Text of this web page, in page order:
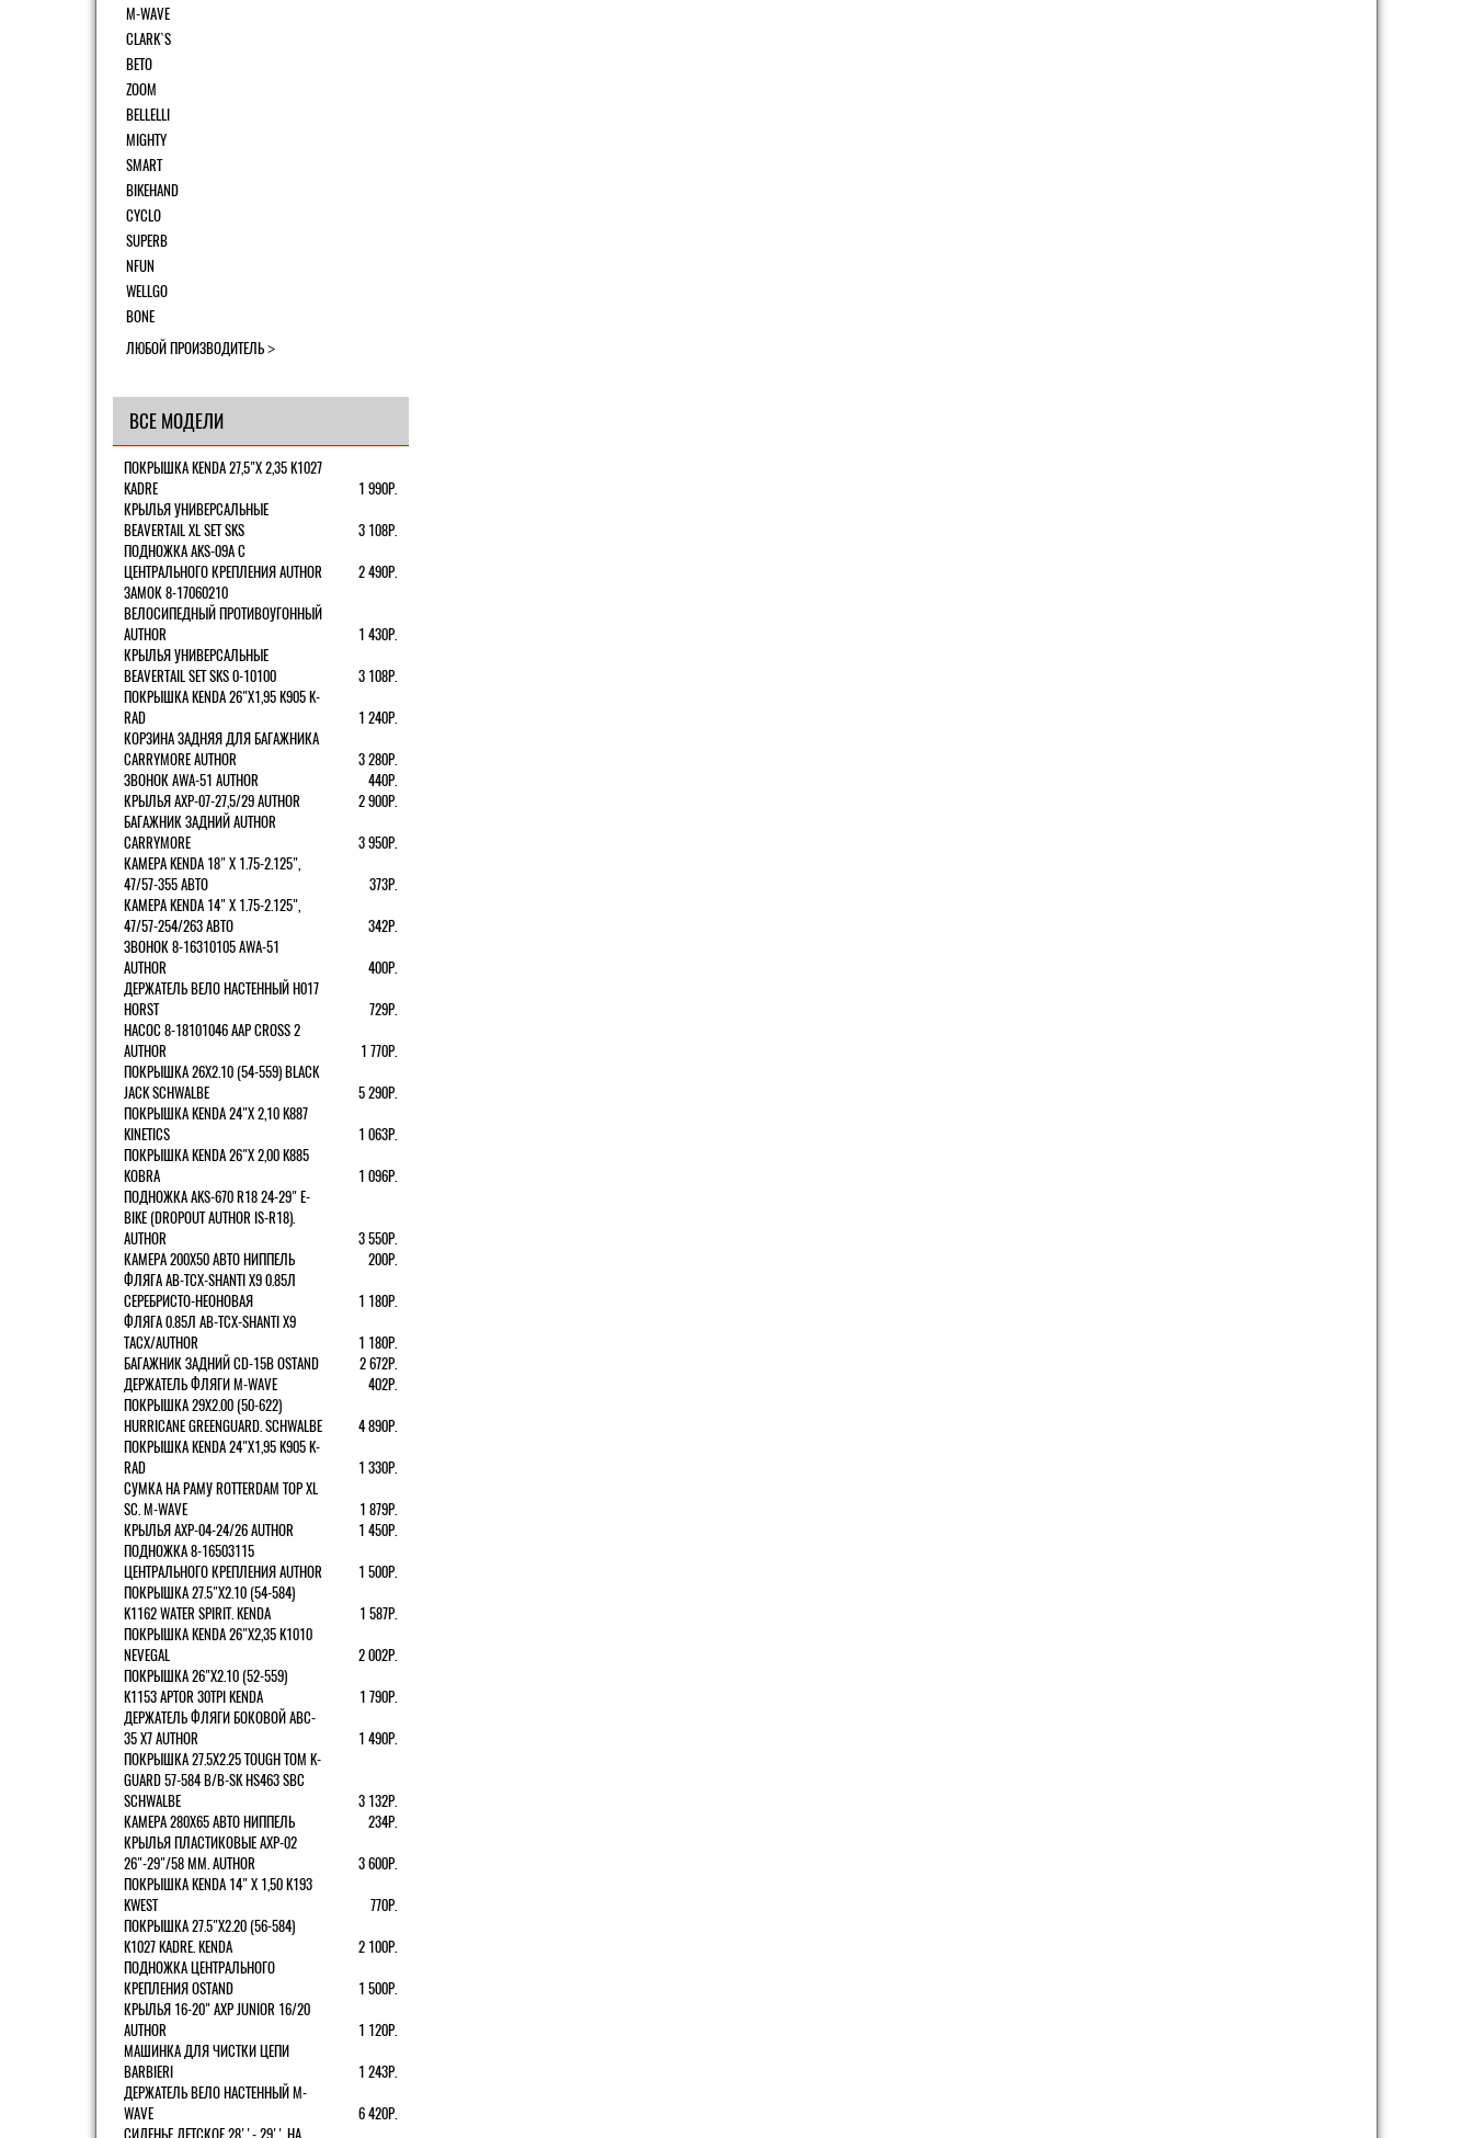
M-WAVE
CLARK`S
BETO
ZOOM
BELLELLI
MIGHTY
SMART
BIKEHAND
CYCLO
SUPERB
NFUN
WELLGO
BONE
ЛЮБОЙ ПРОИЗВОДИТЕЛЬ
ВСЕ МОДЕЛИ
ПОКРЫШКА KENDA 27,5"Х 2,35 K1027
KADRE
1 990Р.
КРЫЛЬЯ УНИВЕРСАЛЬНЫЕ
BEAVERTAIL XL SET SKS
3 108Р.
ПОДНОЖКА AKS-09A C
ЦЕНТРАЛЬНОГО КРЕПЛЕНИЯ AUTHOR
2 490Р.
ЗАМОК 8-17060210
ВЕЛОСИПЕДНЫЙ ПРОТИВОУГОННЫЙ
AUTHOR
1 430Р.
КРЫЛЬЯ УНИВЕРСАЛЬНЫЕ
BEAVERTAIL SET SKS 0-10100
3 108Р.
ПОКРЫШКА KENDA 26"Х1,95 K905 K-
RAD
1 240Р.
КОРЗИНА ЗАДНЯЯ ДЛЯ БАГАЖНИКА
CARRYMORE AUTHOR
3 280Р.
ЗВОНОК AWA-51 AUTHOR
440Р.
КРЫЛЬЯ AXP-07-27,5/29 AUTHOR
2 900Р.
БАГАЖНИК ЗАДНИЙ AUTHOR
CARRYMORE
3 950Р.
КАМЕРА KENDA 18" Х 1.75-2.125",
47/57-355 АВТО
373Р.
КАМЕРА KENDA 14" Х 1.75-2.125",
47/57-254/263 АВТО
342Р.
ЗВОНОК 8-16310105 AWA-51
AUTHOR
400Р.
ДЕРЖАТЕЛЬ ВЕЛО НАСТЕННЫЙ H017
HORST
729Р.
НАСОС 8-18101046 AAP CROSS 2
AUTHOR
1 770Р.
ПОКРЫШКА 26X2.10 (54-559) BLACK
JACK SCHWALBE
5 290Р.
ПОКРЫШКА KENDA 24"Х 2,10 K887
KINETICS
1 063Р.
ПОКРЫШКА KENDA 26"Х 2,00 K885
KOBRA
1 096Р.
ПОДНОЖКА AKS-670 R18 24-29" E-
BIKE (DROPOUT AUTHOR IS-R18).
AUTHOR
3 550Р.
КАМЕРА 200Х50 АВТО НИППЕЛЬ
200Р.
ФЛЯГА AB-TCX-SHANTI X9 0.85Л
СЕРЕБРИСТО-НЕОНОВАЯ
1 180Р.
ФЛЯГА 0.85Л AB-TCX-SHANTI X9
TACX/AUTHOR
1 180Р.
БАГАЖНИК ЗАДНИЙ CD-15B OSTAND
2 672Р.
ДЕРЖАТЕЛЬ ФЛЯГИ M-WAVE
402Р.
ПОКРЫШКА 29X2.00 (50-622)
HURRICANE GREENGUARD. SCHWALBE
4 890Р.
ПОКРЫШКА KENDA 24"Х1,95 K905 K-
RAD
1 330Р.
СУМКА НА РАМУ ROTTERDAM TOP XL
SC. M-WAVE
1 879Р.
КРЫЛЬЯ AXP-04-24/26 AUTHOR
1 450Р.
ПОДНОЖКА 8-16503115
ЦЕНТРАЛЬНОГО КРЕПЛЕНИЯ AUTHOR
1 500Р.
ПОКРЫШКА 27.5"Х2.10 (54-584)
K1162 WATER SPIRIT. KENDA
1 587Р.
ПОКРЫШКА KENDA 26"Х2,35 K1010
NEVEGAL
2 002Р.
ПОКРЫШКА 26"Х2.10 (52-559)
K1153 APTOR 30TPI KENDA
1 790Р.
ДЕРЖАТЕЛЬ ФЛЯГИ БОКОВОЙ ABC-
35 X7 AUTHOR
1 490Р.
ПОКРЫШКА 27.5X2.25 TOUGH TOM K-
GUARD 57-584 B/B-SK HS463 SBC
SCHWALBE
3 132Р.
КАМЕРА 280Х65 АВТО НИППЕЛЬ
234Р.
КРЫЛЬЯ ПЛАСТИКОВЫЕ AXP-02
26"-29"/58 ММ. AUTHOR
3 600Р.
ПОКРЫШКА KENDA 14" Х 1,50 K193
KWEST
770Р.
ПОКРЫШКА 27.5"Х2.20 (56-584)
K1027 KADRE. KENDA
2 100Р.
ПОДНОЖКА ЦЕНТРАЛЬНОГО
КРЕПЛЕНИЯ OSTAND
1 500Р.
КРЫЛЬЯ 16-20" AXP JUNIOR 16/20
AUTHOR
1 120Р.
МАШИНКА ДЛЯ ЧИСТКИ ЦЕПИ
BARBIERI
1 243Р.
ДЕРЖАТЕЛЬ ВЕЛО НАСТЕННЫЙ M-
WAVE
6 420Р.